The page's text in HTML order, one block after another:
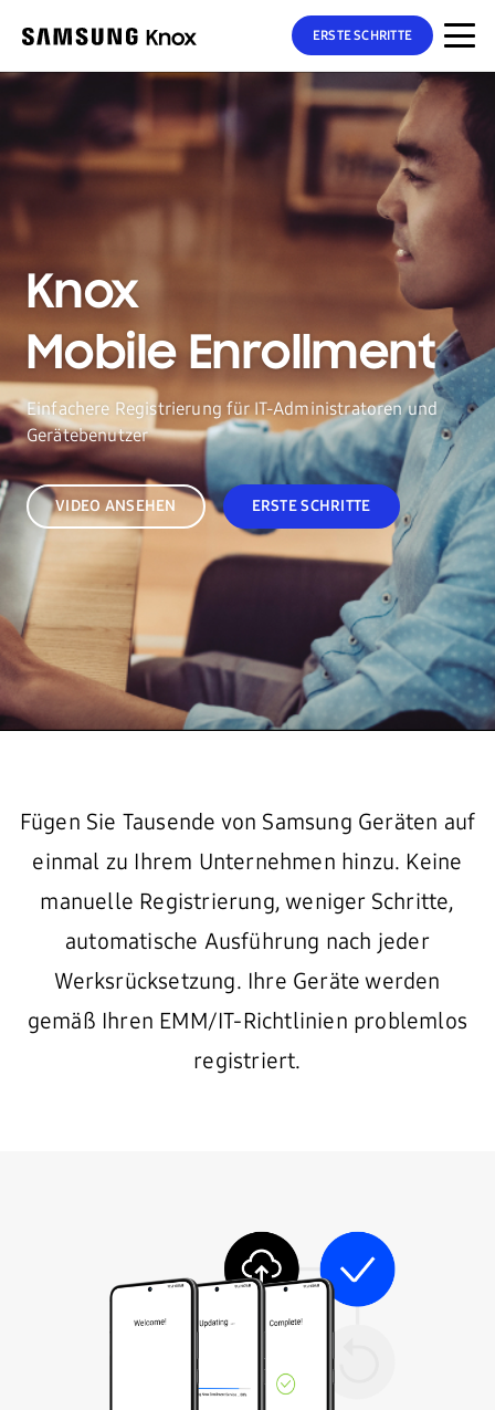
ERSTE SCHRITTE
Knox
Mobile Enrollment
Einfachere Registrierung für IT-Administratoren und
Gerätebenutzer
VIDEO ANSEHEN ERSTE SCHRITTE
Fügen Sie Tausende von Samsung Geräten auf
einmal zu Ihrem Unternehmen hinzu. Keine
manuelle Registrierung, weniger Schritte,
automatische Ausführung nach jeder
Werksrücksetzung. Ihre Geräte werden
gemäß Ihren EMM/IT-Richtlinien problemlos
registriert.